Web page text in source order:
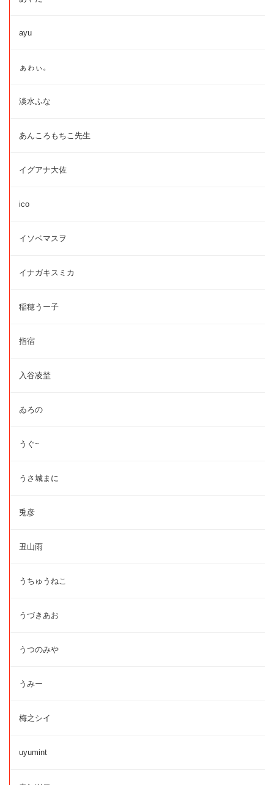
ayu
ぁゎぃ。
淡水ふな
あんころもちこ先生
イグアナ大佐
ico
イソベマスヲ
イナガキスミカ
稲穂うー子
指宿
入谷凌埜
ゐろの
うぐ~
うさ城まに
兎彦
丑山雨
うちゅうねこ
うづきあお
うつのみや
うみー
梅之シイ
uyumint